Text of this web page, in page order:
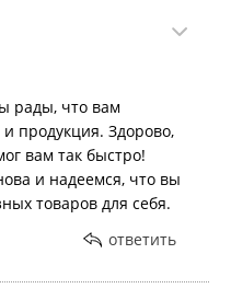
рады, что вам
продукция. Здорово,
вам так быстро!
и надеемся, что вы
товаров для себя.
ответить